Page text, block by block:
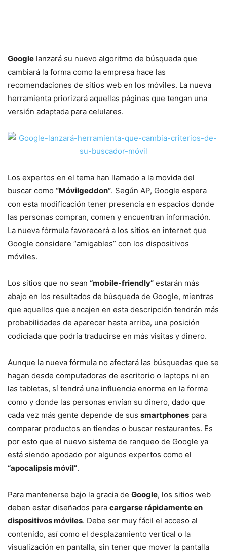
Google lanzará su nuevo algoritmo de búsqueda que
cambiará la forma como la empresa hace las
recomendaciones de sitios web en los móviles. La nueva
herramienta priorizará aquellas páginas que tengan una
versión adaptada para celulares.
Los expertos en el tema han llamado a la movida del
buscar como “Móvilgeddon”. Según AP, Google espera
con esta modificación tener presencia en espacios donde
las personas compran, comen y encuentran información.
La nueva fórmula favorecerá a los sitios en internet que
Google considere “amigables” con los dispositivos
móviles.
Los sitios que no sean “mobile-friendly” estarán más
abajo en los resultados de búsqueda de Google, mientras
que aquellos que encajen en esta descripción tendrán más
probabilidades de aparecer hasta arriba, una posición
codiciada que podría traducirse en más visitas y dinero.
Aunque la nueva fórmula no afectará las búsquedas que se
hagan desde computadoras de escritorio o laptops ni en
las tabletas, sí tendrá una influencia enorme en la forma
como y donde las personas envían su dinero, dado que
cada vez más gente depende de sus smartphones para
comparar productos en tiendas o buscar restaurantes. Es
por esto que el nuevo sistema de ranqueo de Google ya
está siendo apodado por algunos expertos como el
“apocalipsis móvil”.
Para mantenerse bajo la gracia de Google, los sitios web
deben estar diseñados para cargarse rápidamente en
dispositivos móviles. Debe ser muy fácil el acceso al
contenido, así como el desplazamiento vertical o la
visualización en pantalla, sin tener que mover la pantalla